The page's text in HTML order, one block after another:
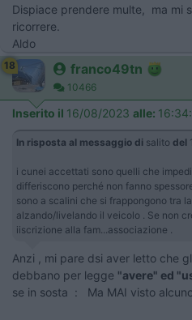
Dispiace prendere multe, ma mi
ricorrere.
Aldo
18 franco49tn
10466
Inserito il 16/08/2023 alle:
In risposta al messaggio di salito del
i cunei accettati sono quelli che
differiscono perché non fanno
sono a scalini che si frappongono tra
alzando/livelando il veicolo . Se non
iiscrizione alla fam...associazione .
Anzi , mi pare dsi aver letto che
debbano per legge "avere" ed
se in sosta : Ma MAI visto